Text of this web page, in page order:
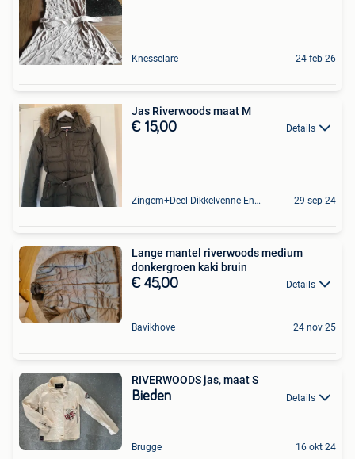
Knesselare 24 feb 26
Jas Riverwoods maat M
€ 15,00 Details
Zingem+Deel Dikkelvenne En Nederzwalm-Hermelgem 29 sep 24
Lange mantel riverwoods medium
donkergroen kaki bruin
€ 45,00 Details
Bavikhove 24 nov 25
RIVERWOODS jas, maat S
Bieden Details
Brugge 16 okt 24